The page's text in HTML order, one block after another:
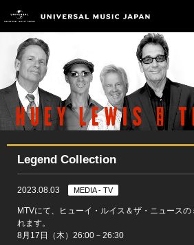
Legend Collection
2023.08.03 MEDIA - TV
MTVにて、ヒューイ・ルイス＆ザ・ニュース
れます。
8月17日（木）26:00－26:30